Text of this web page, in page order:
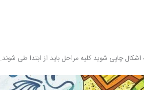
چاپی شوید کلیه مراحل باید از ابتدا طی شوند.